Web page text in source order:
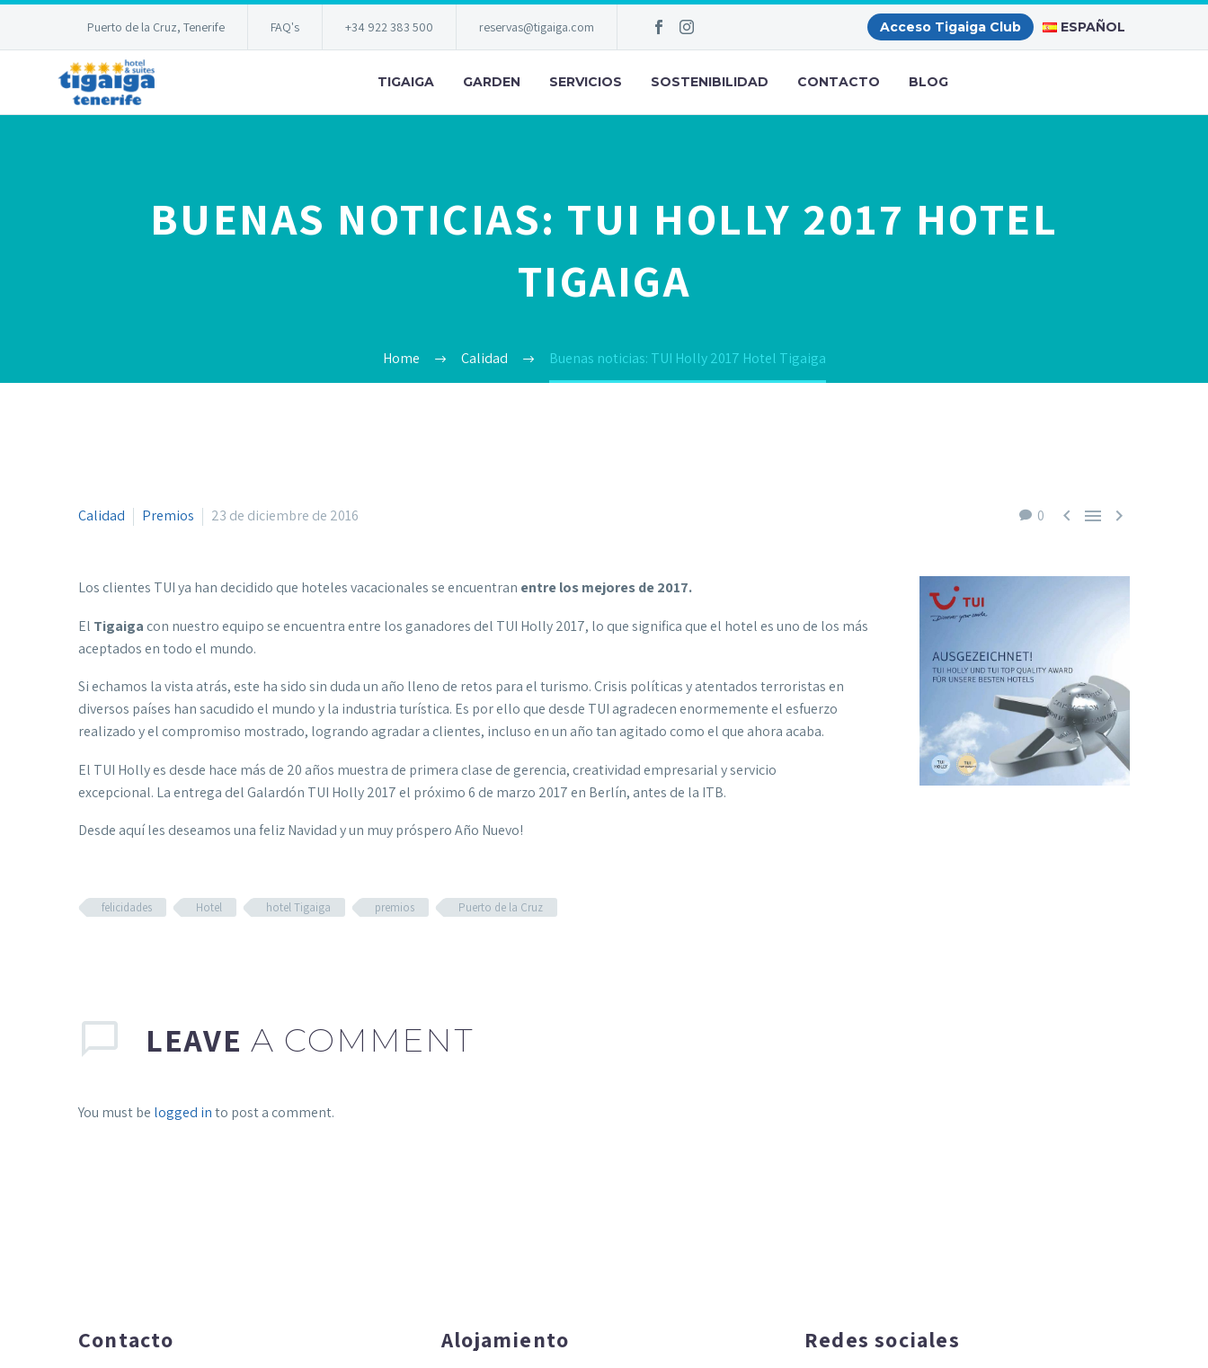
Puerto de la Cruz, Tenerife FAQ's +34 922 383 500 reservas@tigaiga.com Acceso Tigaiga Club ESPAÑOL
TIGAIGA GARDEN SERVICIOS SOSTENIBILIDAD CONTACTO BLOG
BUENAS NOTICIAS: TUI HOLLY 2017 HOTEL
TIGAIGA
Home Calidad Buenas noticias: TUI Holly 2017 Hotel Tigaiga
0   
Calidad Premios 23 de diciembre de 2016
Los clientes TUI ya han decidido que hoteles vacacionales se encuentran entre los mejores de 2017.
El Tigaiga con nuestro equipo se encuentra entre los ganadores del TUI Holly 2017, lo que significa que el hotel es uno de los más
aceptados en todo el mundo.
Si echamos la vista atrás, este ha sido sin duda un año lleno de retos para el turismo. Crisis políticas y atentados terroristas en
diversos países han sacudido el mundo y la industria turística. Es por ello que desde TUI agradecen enormemente el esfuerzo
realizado y el compromiso mostrado, logrando agradar a clientes, incluso en un año tan agitado como el que ahora acaba.
El TUI Holly es desde hace más de 20 años muestra de primera clase de gerencia, creatividad empresarial y servicio
excepcional. La entrega del Galardón TUI Holly 2017 el próximo 6 de marzo 2017 en Berlín, antes de la ITB.
Desde aquí les deseamos una feliz Navidad y un muy próspero Año Nuevo!
felicidades Hotel hotel Tigaiga premios Puerto de la Cruz
LEAVE A COMMENT
You must be logged into post a comment.
Contacto Alojamiento Redes sociales